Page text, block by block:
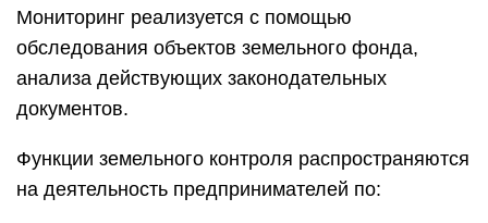
Мониторинг реализуется с помощью
обследования объектов земельного фонда,
анализа действующих законодательных
документов.
Функции земельного контроля распространяются
на деятельность предпринимателей по: